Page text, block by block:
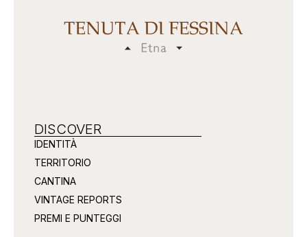
DISCOVER
IDENTITÀ
TERRITORIO
CANTINA
VINTAGE REPORTS
PREMI E PUNTEGGI